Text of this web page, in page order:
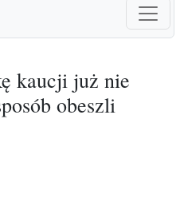
kaucji już nie
obeszli